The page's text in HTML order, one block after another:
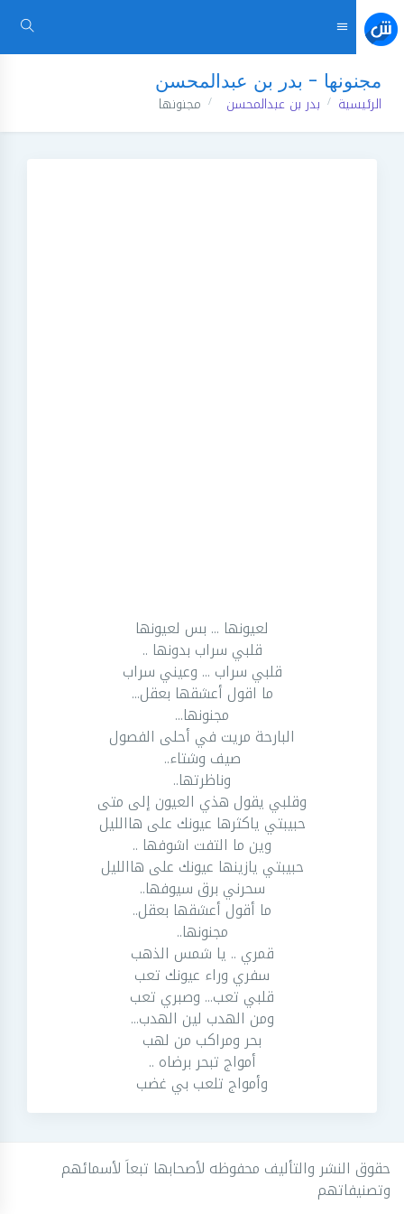
مجنونها - بدر بن عبدالمحسن
الرئيسية بدر بن عبدالمحسن مجنونها
لعيونها ... بس لعيونها
قلبي سراب بدونها ..
قلبي سراب ... وعيني سراب
ما اقول أعشقها بعقل...
مجنونها...
البارحة مريت في أحلى الفصول
صيف وشتاء..
وناظرتها..
وقلبي يقول هذي العيون إلى متى
حبيبتي ياكثرها عيونك على هاالليل
وين ما التفت اشوفها ..
حبيبتي يازينها عيونك على هاالليل
سحرني برق سيوفها..
ما أقول أعشقها بعقل..
مجنونها..
قمري .. يا شمس الذهب
سفري وراء عيونك تعب
قلبي تعب... وصبري تعب
ومن الهدب لين الهدب...
بحر ومراكب من لهب
أمواج تبحر برضاه ..
وأمواج تلعب بي غضب
حقوق النشر والتأليف محفوظه لأصحابها تبعاَ لأسمائهم
وتصنيفاتهم